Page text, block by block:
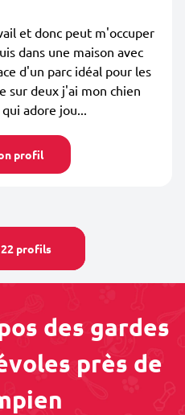
et donc peut m'occuper
dans une maison avec
d'un parc idéal pour les
sur deux j'ai mon chien
adore jou...
profil
profils
des gardes
près de